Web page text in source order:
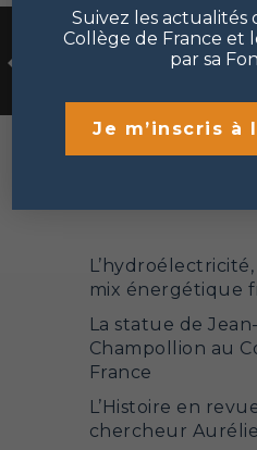
Sciences de la
vie
mix énergétique
La statue de
Champollion au
France
L’Histoire en
chercheur
Suivez les actualités
Collège de France et
par sa
Je m’inscris à